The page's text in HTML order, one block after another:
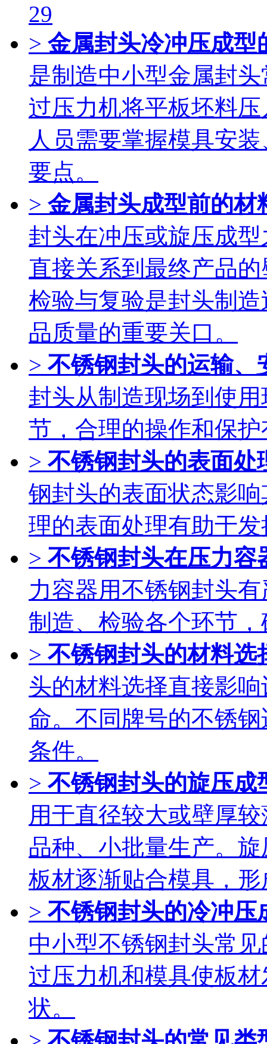
29
> 金属封头冷冲压成型
是制造中小型金属封
过压力机将平板坯料
人员需要掌握模具安
要点。
> 金属封头成型前的材
封头在冲压或旋压成
直接关系到最终产品
检验与复验是封头制
品质量的重要关口。
> 不锈钢封头的运输、
封头从制造现场到使
节，合理的操作和保
> 不锈钢封头的表面处
钢封头的表面状态影
理的表面处理有助于
> 不锈钢封头在压力容
力容器用不锈钢封头
制造、检验各个环节
> 不锈钢封头的材料选
头的材料选择直接影
命。不同牌号的不锈
条件。
> 不锈钢封头的旋压成
用于直径较大或壁厚
品种、小批量生产。
板材逐渐贴合模具，
> 不锈钢封头的冷冲压
中小型不锈钢封头常
过压力机和模具使板
状。